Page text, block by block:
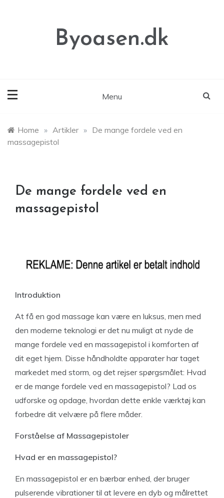
Byoasen.dk
Menu
Home » Artikler » De mange fordele ved en
massagepistol
De mange fordele ved en
massagepistol
Introduktion
At få en god massage kan være en luksus, men med
den moderne teknologi er det nu muligt at nyde de
mange fordele ved en massagepistol i komforten af
dit eget hjem. Disse håndholdte apparater har taget
markedet med storm, og det rejser spørgsmålet: Hvad
er de mange fordele ved en massagepistol? Lad os
udforske og opdage, hvordan dette enkle værktøj kan
forbedre dit velvære på flere måder.
Forståelse af Massagepistoler
Hvad er en massagepistol?
En massagepistol er en bærbar enhed, der bruger
pulserende vibrationer til at levere en dyb og målrettet